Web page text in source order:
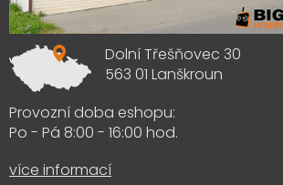
Dolní Třešňovec 30
563 01 Lanškroun
Provozní doba eshopu:
Po - Pá 8:00 - 16:00 hod.
více informací